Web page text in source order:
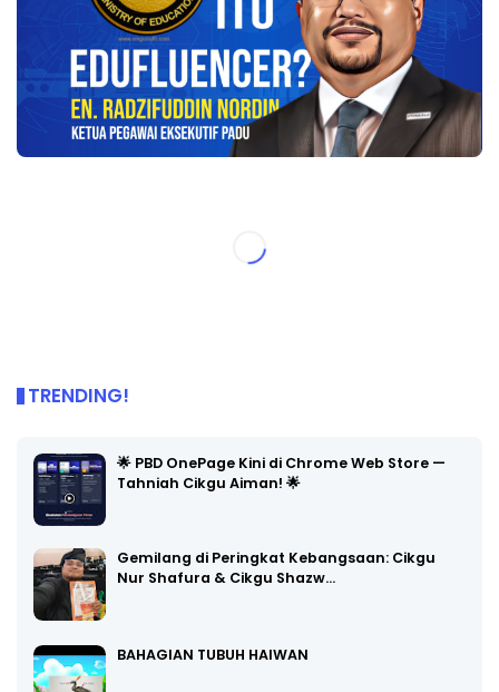
TRENDING!
🌟 PBD OnePage Kini di Chrome Web Store —
Tahniah Cikgu Aiman! 🌟
Gemilang di Peringkat Kebangsaan: Cikgu
Nur Shafura & Cikgu Shazw…
BAHAGIAN TUBUH HAIWAN